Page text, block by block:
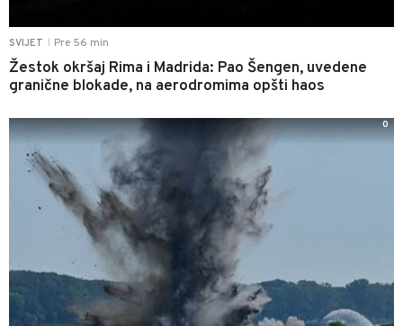
SVIJET Pre 56 min
Žestok okršaj Rima i Madrida: Pao Šengen, uvedene
granične blokade, na aerodromima opšti haos
0